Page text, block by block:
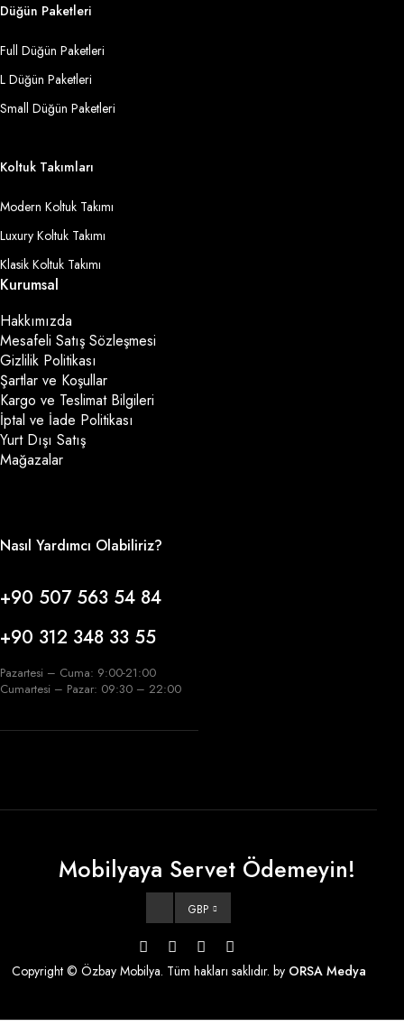
Düğün Paketleri
Full Düğün Paketleri
L Düğün Paketleri
Small Düğün Paketleri
Koltuk Takımları
Modern Koltuk Takımı
Luxury Koltuk Takımı
Klasik Koltuk Takımı
Kurumsal
Hakkımızda
Mesafeli Satış Sözleşmesi
Gizlilik Politikası
Şartlar ve Koşullar
Kargo ve Teslimat Bilgileri
İptal ve İade Politikası
Yurt Dışı Satış
Mağazalar
Nasıl Yardımcı Olabiliriz?
+90 507 563 54 84
+90 312 348 33 55
Pazartesi – Cuma: 9:00-21:00
Cumartesi – Pazar: 09:30 – 22:00
Mobilyaya Servet Ödemeyin!
GBP
Copyright © Özbay Mobilya. Tüm hakları saklıdır. by ORSA Medya